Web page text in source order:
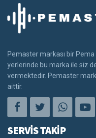
Pemaster markası bir Pema
yerlerinde bu marka ile siz
vermektedir. Pemaster
aittir.
SERVİS TAKİP